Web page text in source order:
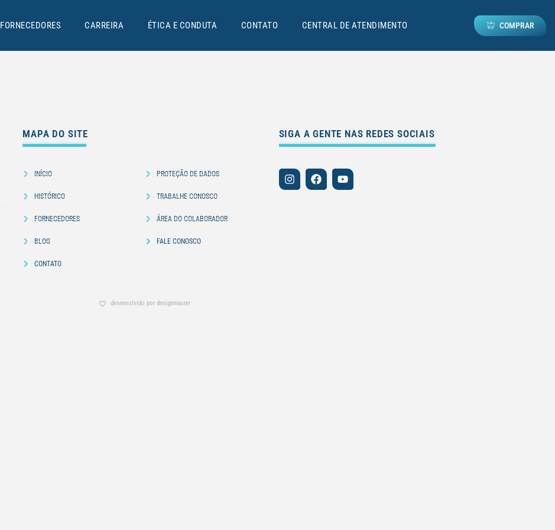
FORNECEDORES CARREIRA ÉTICA E CONDUTA CONTATO CENTRAL DE ATENDIMENTO COMPRAR
MAPA DO SITE
INÍCIO
HISTÓRICO
FORNECEDORES
BLOG
CONTATO
PROTEÇÃO DE DADOS
TRABALHE CONOSCO
ÁREA DO COLABORADOR
FALE CONOSCO
SIGA A GENTE NAS REDES SOCIAIS
desenvolvido por designmaster